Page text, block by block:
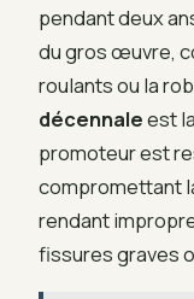
pendant deux
du gros œuvre,
roulants ou la
décennaleest
promoteur est
compromettant
rendant
fissures graves